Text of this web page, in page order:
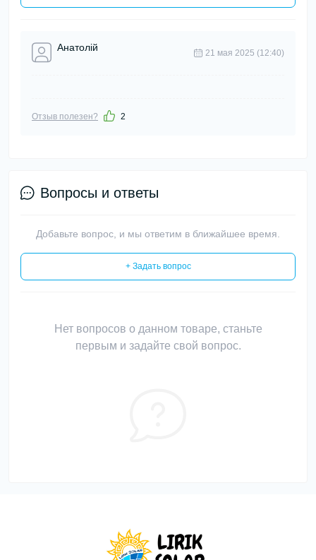
Анатолій 21 мая 2025 (12:40)
Отзыв полезен? 2
Вопросы и ответы
Добавьте вопрос, и мы ответим в ближайшее время.
+ Задать вопрос
Нет вопросов о данном товаре, станьте
первым и задайте свой вопрос.